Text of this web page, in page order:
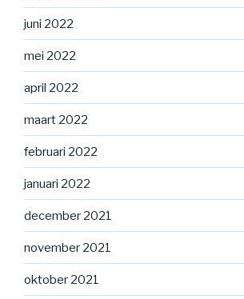
juni 2022
mei 2022
april 2022
maart 2022
februari 2022
januari 2022
december 2021
november 2021
oktober 2021